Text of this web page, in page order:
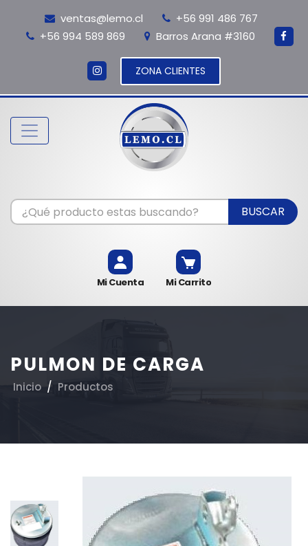
ventas@lemo.cl
+56 991 486 767
+56 994 589 869
Barros Arana #3160
ZONA CLIENTES
BUSCAR
Mi Cuenta Mi Carrito
PULMON DE CARGA
Inicio / Productos